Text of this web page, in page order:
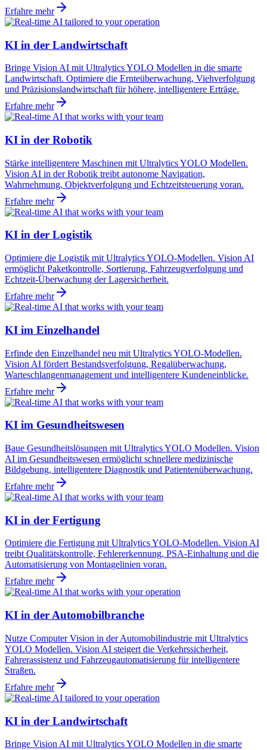
Erfahre mehr
KI in der Landwirtschaft
Bringe Vision AI mit Ultralytics YOLO Modellen in die smarte
Landwirtschaft. Optimiere die Ernteüberwachung, Viehverfolgung
und Präzisionslandwirtschaft für höhere, intelligentere Erträge.
Erfahre mehr
KI in der Robotik
Stärke intelligentere Maschinen mit Ultralytics YOLO Modellen.
Vision AI in der Robotik treibt autonome Navigation,
Wahrnehmung, Objektverfolgung und Echtzeitsteuerung voran.
Erfahre mehr
KI in der Logistik
Optimiere die Logistik mit Ultralytics YOLO-Modellen. Vision AI
ermöglicht Paketkontrolle, Sortierung, Fahrzeugverfolgung und
Echtzeit-Überwachung der Lagersicherheit.
Erfahre mehr
KI im Einzelhandel
Erfinde den Einzelhandel neu mit Ultralytics YOLO-Modellen.
Vision AI fördert Bestandsverfolgung, Regalüberwachung,
Warteschlangenmanagement und intelligentere Kundeneinblicke.
Erfahre mehr
KI im Gesundheitswesen
Baue Gesundheitslösungen mit Ultralytics YOLO Modellen. Vision
AI im Gesundheitswesen ermöglicht schnellere medizinische
Bildgebung, intelligentere Diagnostik und Patientenüberwachung.
Erfahre mehr
KI in der Fertigung
Optimiere die Fertigung mit Ultralytics YOLO-Modellen. Vision AI
treibt Qualitätskontrolle, Fehlererkennung, PSA-Einhaltung und die
Automatisierung von Montagelinien voran.
Erfahre mehr
KI in der Automobilbranche
Nutze Computer Vision in der Automobilindustrie mit Ultralytics
YOLO Modellen. Vision AI steigert die Verkehrssicherheit,
Fahrerassistenz und Fahrzeugautomatisierung für intelligentere
Straßen.
Erfahre mehr
KI in der Landwirtschaft
Bringe Vision AI mit Ultralytics YOLO Modellen in die smarte